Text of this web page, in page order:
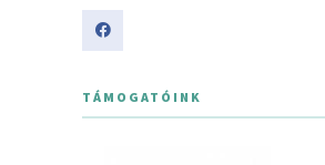
TÁMOGATÓINK